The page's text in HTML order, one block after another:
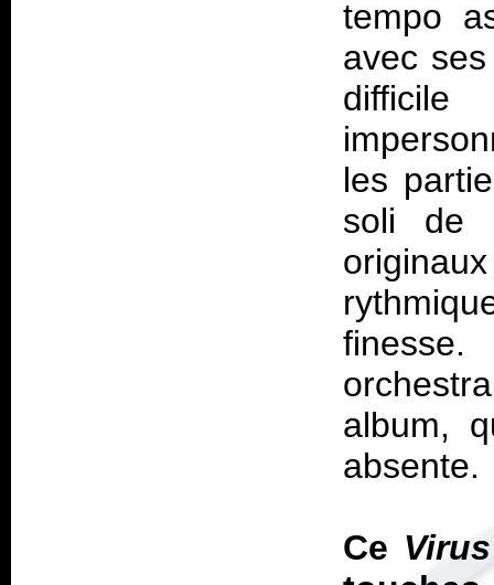
tempo
avec
les
soli de
album,
absente.
Ce